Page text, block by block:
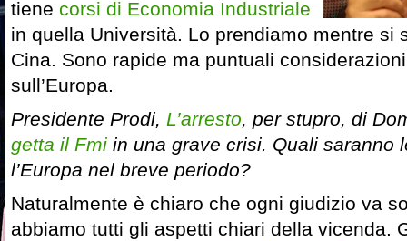
tiene corsi di Economia Industriale
in quella Università. Lo prendiamo mentre si
Cina. Sono rapide ma puntuali
sull’Europa.
Presidente Prodi, L’arresto, per stupro, di
getta il Fmi in una grave crisi. Quali saranno
l’Europa nel breve periodo?
Naturalmente è chiaro che ogni giudizio va
abbiamo tutti gli aspetti chiari della vicenda.